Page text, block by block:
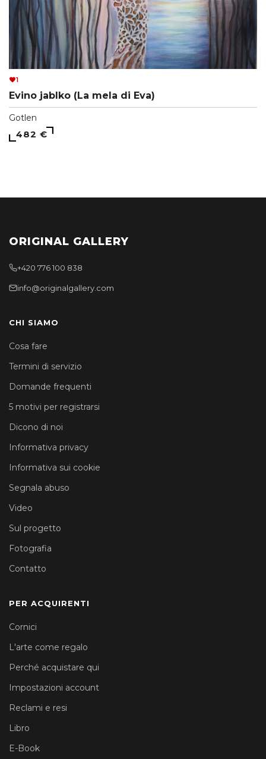
1
Evino jablko (La mela di Eva)
Gotlen
482 €
ORIGINAL GALLERY
+420 776 100 838
info@originalgallery.com
CHI SIAMO
Cosa fare
Termini di servizio
Domande frequenti
5 motivi per registrarsi
Dicono di noi
Informativa privacy
Informativa sui cookie
Segnala abuso
Video
Sul progetto
Fotografia
Contatto
PER ACQUIRENTI
Cornici
L'arte come regalo
Perché acquistare qui
Impostazioni account
Reclami e resi
Libro
E-Book